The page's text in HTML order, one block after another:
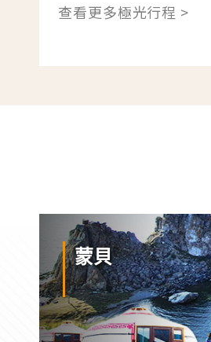
查看更多極光行程 >
蒙貝